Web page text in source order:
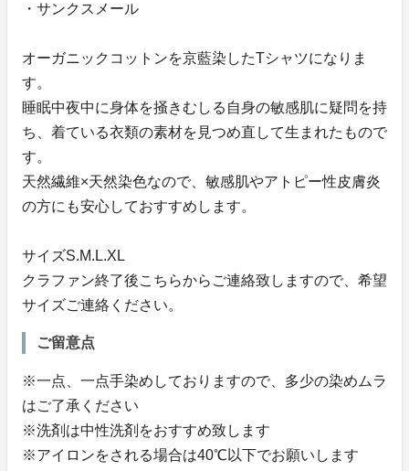
・サンクスメール
オーガニックコットンを京藍染したTシャツになりま
す。
睡眠中夜中に身体を掻きむしる自身の敏感肌に疑問を持
ち、着ている衣類の素材を見つめ直して生まれたもので
す。
天然繊維×天然染色なので、敏感肌やアトピー性皮膚炎
の方にも安心しておすすめします。
サイズS.M.L.XL
クラファン終了後こちらからご連絡致しますので、希望
サイズご連絡ください。
ご留意点
※一点、一点手染めしておりますので、多少の染めムラ
はご了承ください
※洗剤は中性洗剤をおすすめ致します
※アイロンをされる場合は40℃以下でお願いします